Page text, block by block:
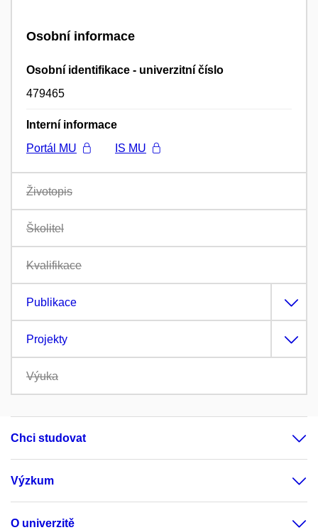
Osobní informace
Osobní identifikace - univerzitní číslo
479465
Interní informace
Portál MU
IS MU
Životopis
Školitel
Kvalifikace
Publikace
Projekty
Výuka
Chci studovat
Výzkum
O univerzitě